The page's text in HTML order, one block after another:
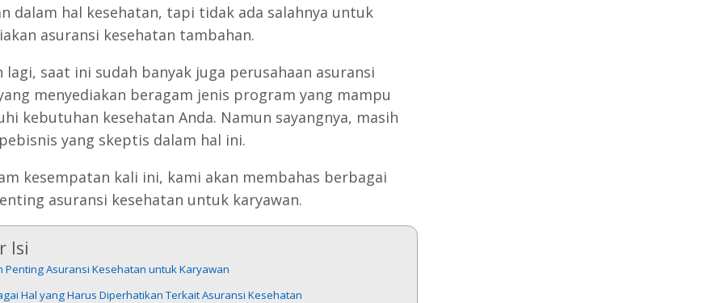
dalam hal kesehatan, tapi tidak ada salahnya untuk
asuransi kesehatan tambahan.
lagi, saat ini sudah banyak juga perusahaan asuransi
menyediakan beragam jenis program yang mampu
kebutuhan kesehatan Anda. Namun sayangnya, masih
yang skeptis dalam hal ini.
kesempatan kali ini, kami akan membahas berbagai
asuransi kesehatan untuk karyawan.
Isi
Penting Asuransi Kesehatan untuk Karyawan
Hal yang Harus Diperhatikan Terkait Asuransi Kesehatan